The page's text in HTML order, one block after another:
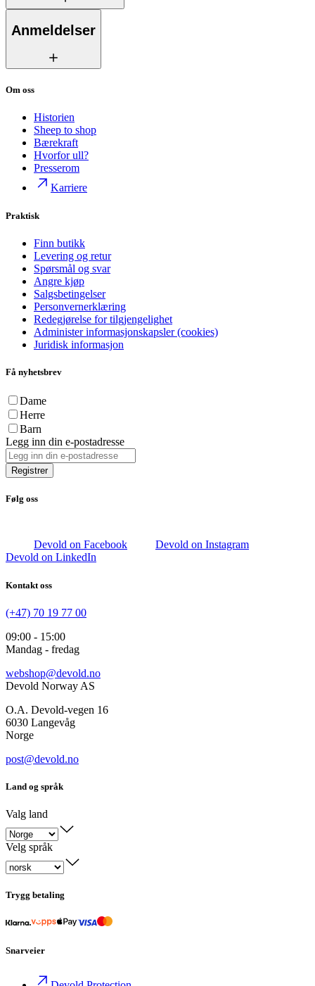
Anmeldelser
Om oss
Historien
Sheep to shop
Bærekraft
Hvorfor ull?
Presserom
Karriere
Praktisk
Finn butikk
Levering og retur
Spørsmål og svar
Angre kjøp
Salgsbetingelser
Personvernerklæring
Redegjørelse for tilgjengelighet
Administer informasjonskapsler (cookies)
Juridisk informasjon
Få nyhetsbrev
Dame
Herre
Barn
Legg inn din e-postadresse
Registrer
Følg oss
Devold on Facebook
Devold on Instagram
Devold on LinkedIn
Kontakt oss
(+47) 70 19 77 00
09:00 - 15:00
Mandag - fredag
webshop@devold.no
Devold Norway AS
O.A. Devold-vegen 16
6030 Langevåg
Norge
post@devold.no
Land og språk
Valg land
Velg språk
Trygg betaling
Snarveier